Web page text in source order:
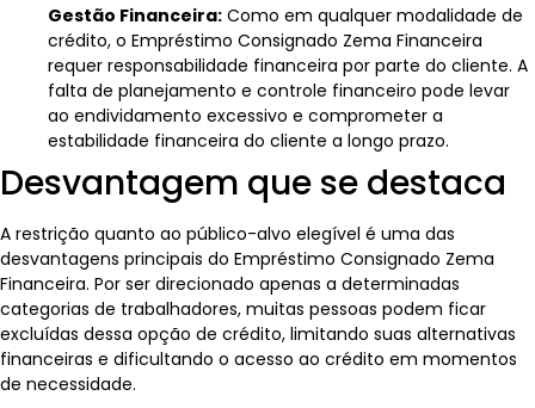
Gestão Financeira: Como em qualquer modalidade de
crédito, o Empréstimo Consignado Zema Financeira
requer responsabilidade financeira por parte do cliente. A
falta de planejamento e controle financeiro pode levar
ao endividamento excessivo e comprometer a
estabilidade financeira do cliente a longo prazo.
Desvantagem que se destaca
A restrição quanto ao público-alvo elegível é uma das
desvantagens principais do Empréstimo Consignado Zema
Financeira. Por ser direcionado apenas a determinadas
categorias de trabalhadores, muitas pessoas podem ficar
excluídas dessa opção de crédito, limitando suas alternativas
financeiras e dificultando o acesso ao crédito em momentos
de necessidade.